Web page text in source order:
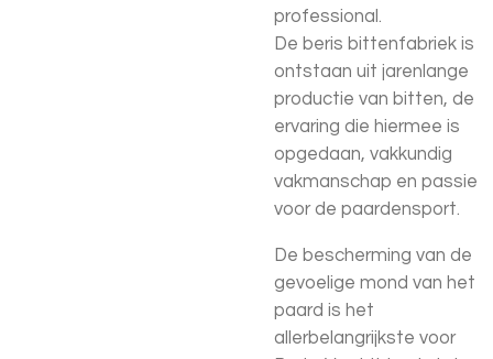
professional.
De beris bittenfabriek is
ontstaan uit jarenlange
productie van bitten, de
ervaring die hiermee is
opgedaan, vakkundig
vakmanschap en passie
voor de paardensport.
De bescherming van de
gevoelige mond van het
paard is het
allerbelangrijkste voor